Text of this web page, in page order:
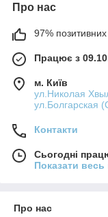
Про нас
97% позитивних
Працює з
м. Київ
ул.Николая
ул.Болгарская
Контакти
Сьогодні
Показати весь
Про нас